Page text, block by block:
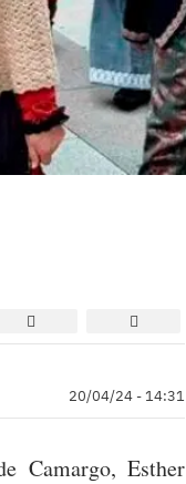
20/04/24 - 14:31
Camargo, Esther